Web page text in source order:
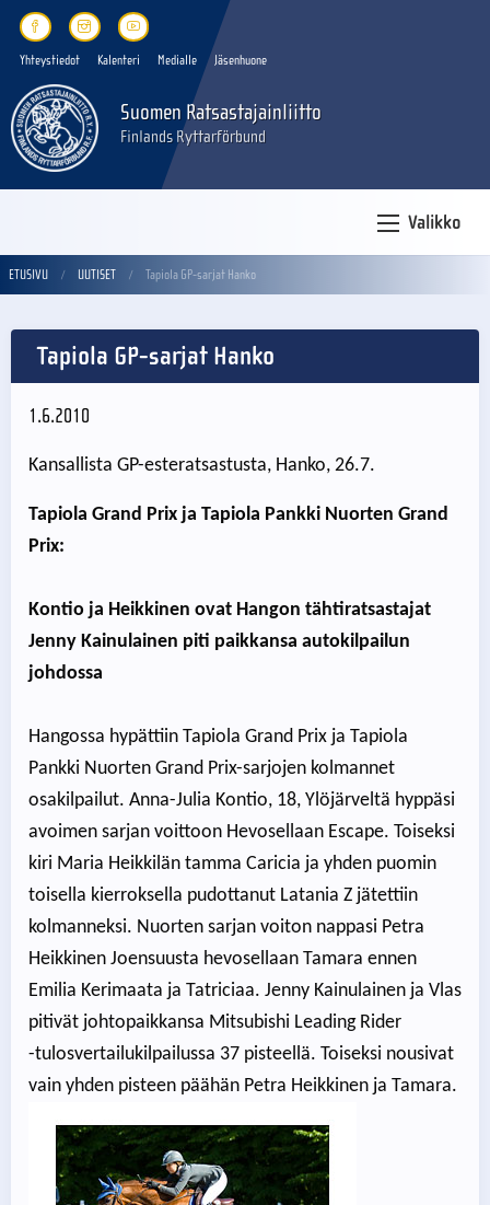
Yhteystiedot Kalenteri Medialle Jäsenhuone
Suomen Ratsastajainliitto
Finlands Ryttarförbund
Valikko
ETUSIVU UUTISET Tapiola GP-sarjat Hanko
Tapiola GP-sarjat Hanko
1.6.2010
Kansallista GP-esteratsastusta, Hanko, 26.7.
Tapiola Grand Prix ja Tapiola Pankki Nuorten Grand
Prix:
Kontio ja Heikkinen ovat Hangon tähtiratsastajat
Jenny Kainulainen piti paikkansa autokilpailun
johdossa
Hangossa hypättiin Tapiola Grand Prix ja Tapiola
Pankki Nuorten Grand Prix-sarjojen kolmannet
osakilpailut. Anna-Julia Kontio, 18, Ylöjärveltä hyppäsi
avoimen sarjan voittoon Hevosellaan Escape. Toiseksi
kiri Maria Heikkilän tamma Caricia ja yhden puomin
toisella kierroksella pudottanut Latania Z jätettiin
kolmanneksi. Nuorten sarjan voiton nappasi Petra
Heikkinen Joensuusta hevosellaan Tamara ennen
Emilia Kerimaata ja Tatriciaa. Jenny Kainulainen ja Vlas
pitivät johtopaikkansa Mitsubishi Leading Rider
-tulosvertailukilpailussa 37 pisteellä. Toiseksi nousivat
vain yhden pisteen päähän Petra Heikkinen ja Tamara.